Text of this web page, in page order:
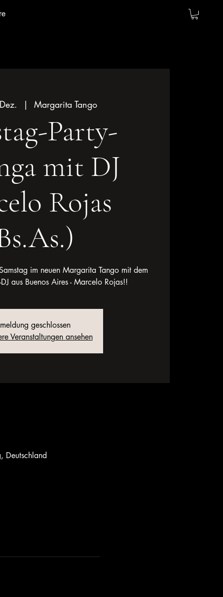
  |
Margarita Tango
Party-
mit DJ
Rojas
im neuen Margarita Tango mit dem
aus Buenos Aires - Marcelo Rojas!!
geschlossen
Veranstaltungen ansehen
Deutschland